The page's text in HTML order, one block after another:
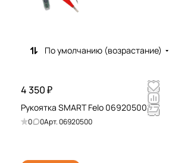
По умолчанию (возрастание)
4 350 ₽
Рукоятка SMART Felo 06920500
0 0Арт.06920500